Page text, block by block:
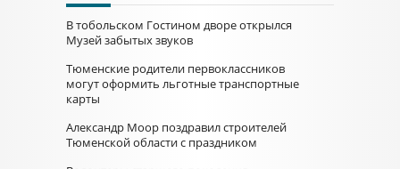
В тобольском Гостином дворе открылся
Музей забытых звуков
Тюменские родители первоклассников
могут оформить льготные транспортные
карты
Александр Моор поздравил строителей
Тюменской области с праздником